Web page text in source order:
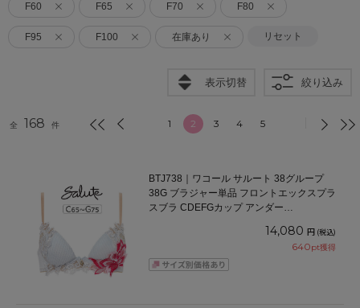
F60 F65 F70 F80
F95 F100 在庫あり リセット
表示切替 絞り込み
全 168 件 1 2 3 4 5
BTJ738｜ワコール サルート 38グループ
38G ブラジャー単品 フロントエックスプラ
スブラ CDEFGカップ アンダー
14,080 円 (税込)
640pt獲得